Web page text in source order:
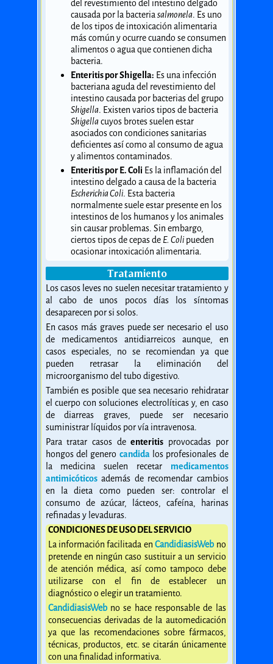
del revestimiento del intestino delgado
causada por la bacteriasalmonela. Es uno
de los tipos de intoxicación alimentaria
más común y ocurre cuando se consumen
alimentos o agua que contienen dicha
bacteria.
Enteritis por Shigella: Es una infección
bacteriana aguda del revestimiento del
intestino causada por bacterias del grupo
Shigella. Existen varios tipos de bacteria
Shigellacuyos brotes suelen estar
asociados con condiciones sanitarias
deficientes así como al consumo de agua
y alimentos contaminados.
Enteritis por E. Coli Es la inflamación del
intestino delgado a causa de la bacteria
Escherichia Coli. Esta bacteria
normalmente suele estar presente en los
intestinos de los humanos y los animales
sin causar problemas. Sin embargo,
ciertos tipos de cepas de E. Colipueden
ocasionar intoxicación alimentaria.
Tratamiento
Los casos leves no suelen necesitar tratamiento y
al cabo de unos pocos días los síntomas
desaparecen por si solos.
En casos más graves puede ser necesario el uso
de medicamentos antidiarreicos aunque, en
casos especiales, no se recomiendan ya que
pueden retrasar la eliminación del
microorganismo del tubo digestivo.
También es posible que sea necesario rehidratar
el cuerpo con soluciones electrolíticas y, en caso
de diarreas graves, puede ser necesario
suministrar líquidos por vía intravenosa.
Para tratar casos deenteritis provocadas por
hongos del genero candidalos profesionales de
la medicina suelen recetar medicamentos
antimicóticosademás de recomendar cambios
en la dieta como pueden ser: controlar el
consumo de azúcar, lácteos, cafeína, harinas
refinadas y levaduras.
CONDICIONES DE USO DEL SERVICIO
La información facilitada enCandidiasisWebno
pretende en ningún caso sustituir a un servicio
de atención médica, así como tampoco debe
utilizarse con el fin de establecer un
diagnóstico o elegir un tratamiento.
CandidiasisWebno se hace responsable de las
consecuencias derivadas de la automedicación
ya que las recomendaciones sobre fármacos,
técnicas, productos, etc. se citarán únicamente
con una finalidad informativa.